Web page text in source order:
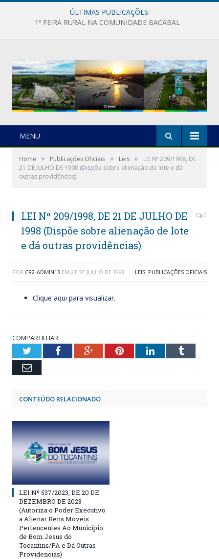
ÚLTIMAS PUBLICAÇÕES:
1ª FEIRA RURAL NA COMUNIDADE BACABAL
MENU
Home » Publicações Oficiais » Leis »
LEI Nº 209/1998, DE
21 DE JULHO DE 1998 (Dispõe sobre alienação de lote e dá
outras providências)
LEI Nº 209/1998, DE 21 DE JULHO DE
1998 (Dispõe sobre alienação de lote
e dá outras providências)
0
POR CR2-ADMIN13 EM 21 DE JULHO DE 1998 LEIS, PUBLICAÇÕES OFICIAIS
Clique aqui para visualizar.
COMPARTILHAR:
TwitterFacebookGoogle+PinterestLinkedInTumblr
Email
CONTEÚDO RELACIONADO
LEI Nº 537/2023, DE 20 DE
DEZEMBRO DE 2023
(Autoriza o Poder Executivo
a Alienar Bens Moveis
Pertencentes Ao Município
de Bom Jesus do
Tocantins/PA e Dá Outras
Providencias)